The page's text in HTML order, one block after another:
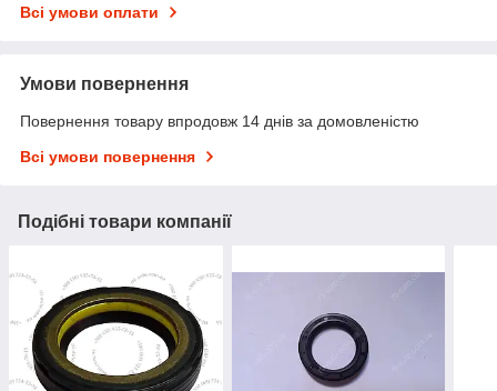
Всі умови оплати
Умови повернення
Повернення товару впродовж 14 днів за домовленістю
Всі умови повернення
Подібні товари компанії